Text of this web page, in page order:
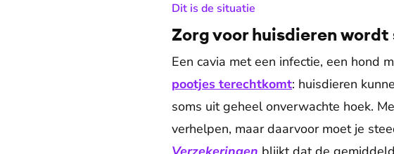
Dit is de situatie
Zorg voor huisdieren
Een cavia met een infectie, een hond
pootjes terechtkomt: huisdieren
soms uit geheel onverwachte hoek.
verhelpen, maar daarvoor moet je